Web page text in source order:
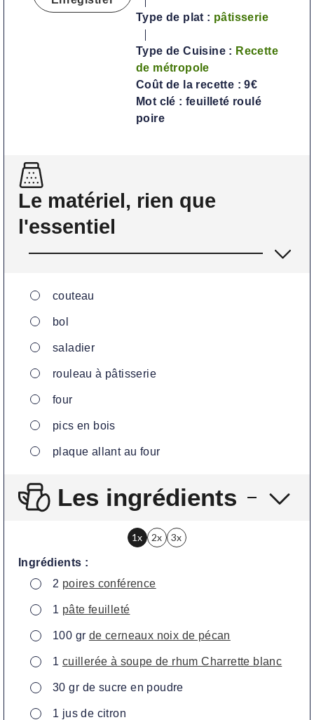
Type de plat : pâtisserie
Type de Cuisine : Recette
de métropole
Coût de la recette :9€
Mot clé :feuilleté roulé
poire
Le matériel, rien que
l'essentiel
▢
couteau
▢
bol
▢
saladier
▢
rouleau à pâtisserie
▢
four
▢
pics en bois
▢
plaque allant au four
Les ingrédients
1x 2x 3x
Ingrédients :
▢
2 poires conférence
▢
1 pâte feuilleté
▢
100 gr de cerneaux noix de pécan
▢
1 cuillerée à soupe de rhum Charrette blanc
▢
30 gr de sucre en poudre
▢
1 jus de citron